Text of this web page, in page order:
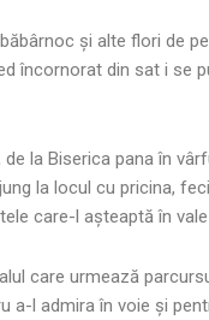
şi alte flori de
încornorat din sat i se
la Biserica pana în
la locul cu pricina,
care-l aşteaptă în
care urmează
a-l admira în voie şi